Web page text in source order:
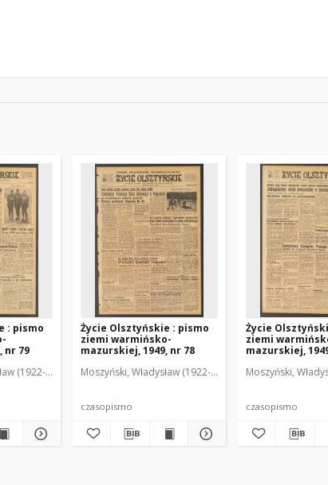
(1902-1971). Red. Osiecki, Andrzej. Red.
: pismo
nr 79
(1922-2001). Red. Mroczkowski, Włodzimierz (1902-1971). Red.
Życie Olsztyńskie : pismo
ziemi warmińsko-
mazurskiej, 1949, nr 78
Moszyński, Władysław (1922-2001). Red. Mroczkowski,
czasopismo
Życie
ziemi
mazurskiej,
Moszyński,
czasopismo